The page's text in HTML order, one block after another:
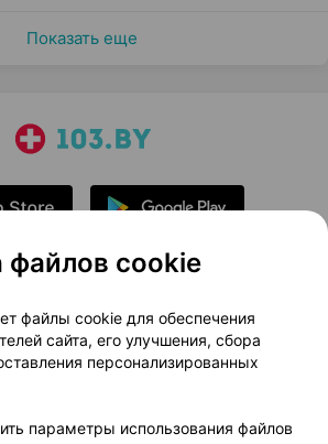
Показать еще
Новости проекта
Медицинский маркетинг
договор
Доставка
Вакансии Партнеры
файлов cookie
файлы cookie для обеспечения
сайта, его улучшения, сбора
персонализированных
параметры использования файлов